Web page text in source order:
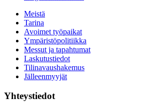
Meistä
Tarina
Avoimet työpaikat
Ympäristöpolitiikka
Messut ja tapahtumat
Laskutustiedot
Tilinavaushakemus
Jälleenmyyjät
Yhteystiedot